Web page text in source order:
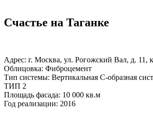
Счастье на Таганке
Адрес: г. Москва, ул. Рогожский Вал, д. 11,
Облицовка: Фиброцемент
Тип системы: Вертикальная С-образная
ТИП 2
Площадь фасада: 10 000 кв.м
Год реализации: 2016